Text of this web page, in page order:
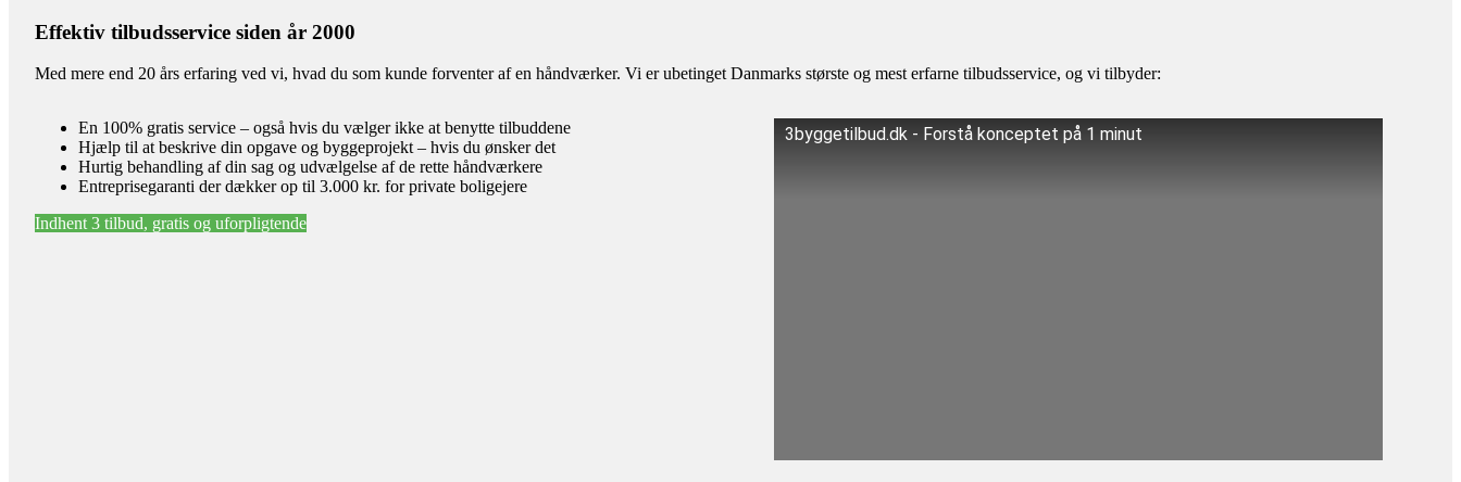
Effektiv tilbudsservice siden år 2000
Med mere end 20 års erfaring ved vi, hvad du som kunde forventer af en håndværker. Vi er ubetinget Danmarks største og mest erfarne tilbudsservice, og vi tilbyder:
En 100% gratis service – også hvis du vælger ikke at benytte tilbuddene
Hjælp til at beskrive din opgave og byggeprojekt – hvis du ønsker det
Hurtig behandling af din sag og udvælgelse af de rette håndværkere
Entreprisegaranti der dækker op til 3.000 kr. for private boligejere
Indhent 3 tilbud, gratis og uforpligtende
3byggetilbud.dk - Forstå konceptet på 1 minut